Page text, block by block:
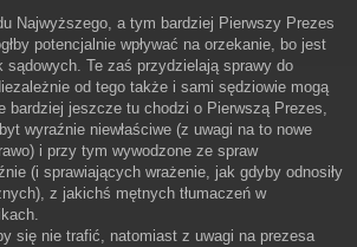
Najwyższego, a tym bardziej Pierwszy Prezes
potencjalnie wpływać na orzekanie, bo jest
sądowych. Te zaś przydzielają sprawy do
od tego także i sami sędziowie mogą
bardziej jeszcze tu chodzi o Pierwszą Prezes,
wyraźnie niewłaściwe (z uwagi na to nowe
i przy tym wywodzone ze spraw
(i sprawiających wrażenie, jak gdyby odnosiły
z jakichś mętnych tłumaczeń w
się nie trafić, natomiast z uwagi na prezesa